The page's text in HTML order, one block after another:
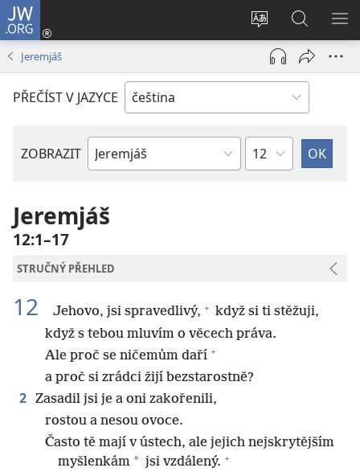
JW.ORG
Změnit
jazyk
stránek
Přihlásit
se
(otevřeno
okno)
Hledat
na
JW.ORG
Jeremjáš
PŘEČÍST V JAZYCE
ZOBRAZIT
Biblická
Kapitola
Jeremjáš
12:1–17
STRUČNÝ PŘEHLED
12 Jehovo, jsi spravedlivý, + když si ti stěžuji,
když s tebou mluvím o věcech práva.
Ale proč se ničemům daří +
a proč si zrádci žijí bezstarostně?
2 Zasadil jsi je a oni zakořenili,
rostou a nesou ovoce.
Často tě mají v ústech, ale jejich nejskrytějším
myšlenkám * jsi vzdálený. +